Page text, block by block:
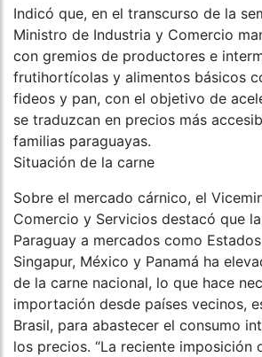
Indicó que, en el transcurso de la
Ministro de Industria y Comercio
con gremios de productores e
frutihortícolas y alimentos básicos
fideos y pan, con el objetivo de
se traduzcan en precios más
familias paraguayas.
Situación de la carne
Sobre el mercado cárnico, el
Comercio y Servicios destacó que
Paraguay a mercados como
Singapur, México y Panamá ha
de la carne nacional, lo que hace
importación desde países vecinos,
Brasil, para abastecer el consumo
los precios. “La reciente imposición